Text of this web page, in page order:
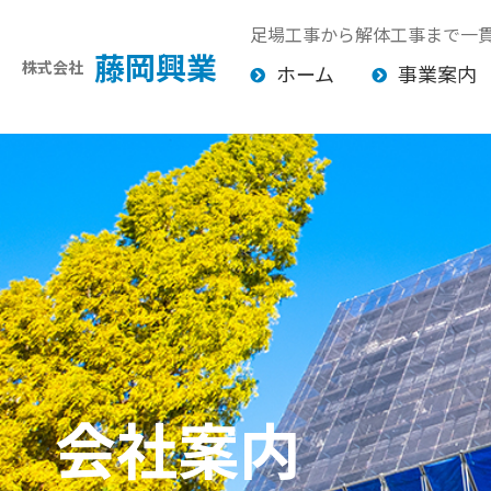
株式会社 藤岡興業
足場工事から解体工事まで一
ホーム 事業案内
会社案内